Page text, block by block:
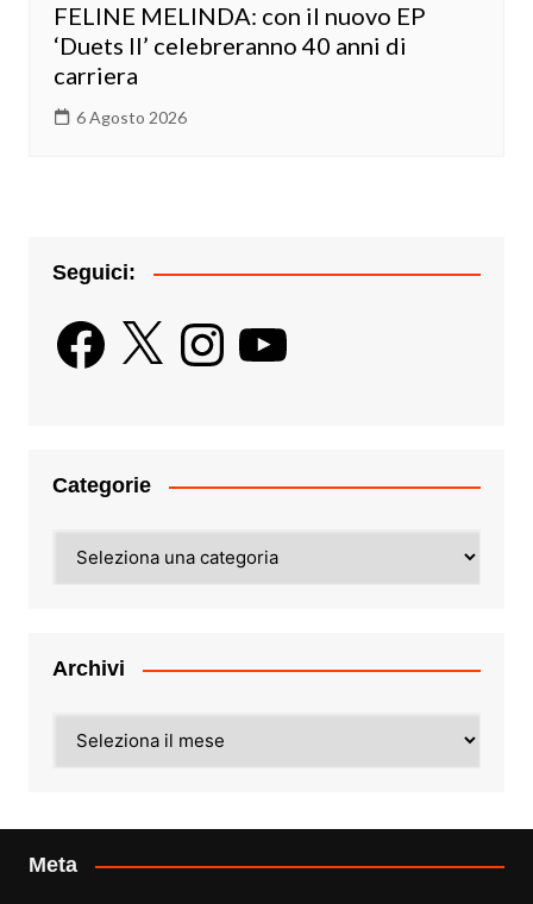
FELINE MELINDA: con il nuovo EP
‘Duets II’ celebreranno 40 anni di
carriera
6 Agosto 2026
Seguici:
Facebook
X InstagramYouTube
Categorie
Archivi
Meta